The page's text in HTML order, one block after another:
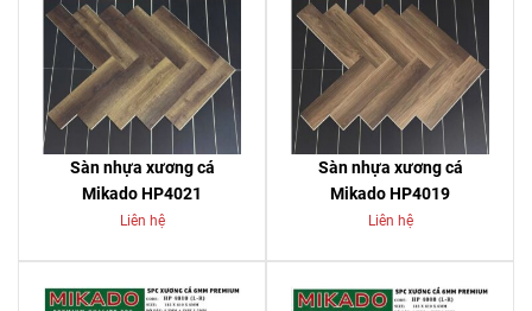
Sàn nhựa xương cá
Mikado HP4021
Liên hệ
Sàn nhựa xương cá
Mikado HP4019
Liên hệ